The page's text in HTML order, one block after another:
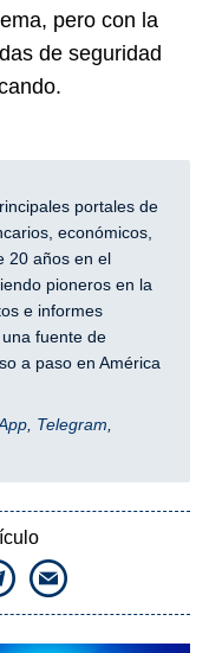
pero con la
de seguridad
portales de
económicos,
20 años en el
pioneros en la
e informes
fuente de
a paso en América
Telegram